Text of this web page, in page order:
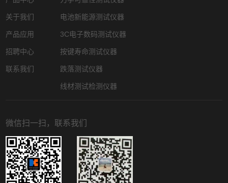
关于我们
产品应用
招聘中心
联系我们
电池新能源测试仪器
3C电子数码测试仪器
按键寿命测试仪器
跌落测试仪器
线材测试检测仪器
微信扫一扫，联系我们